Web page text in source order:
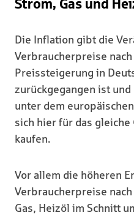
Strom, Gas und
Die Inflation gibt die
Verbraucherpreise
Preissteigerung in
zurückgegangen ist
unter dem
sich hier für das
kaufen.
Vor allem die höheren
Verbraucherpreise
Gas, Heizöl im Schnitt